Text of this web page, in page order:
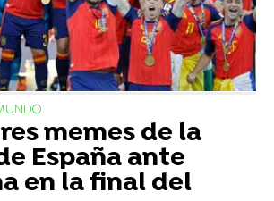
memes de la
España ante
en la final del